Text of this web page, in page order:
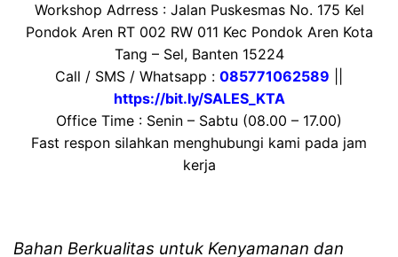
Workshop Adrress : Jalan Puskesmas No. 175 Kel
Pondok Aren RT 002 RW 011 Kec Pondok Aren Kota
Tang – Sel, Banten 15224
Call / SMS / Whatsapp : 085771062589
https://bit.ly/SALES_KTA
Office Time : Senin – Sabtu (08.00 – 17.00)
Fast respon silahkan menghubungi kami pada jam
kerja
Bahan Berkualitas untuk Kenyamanan dan